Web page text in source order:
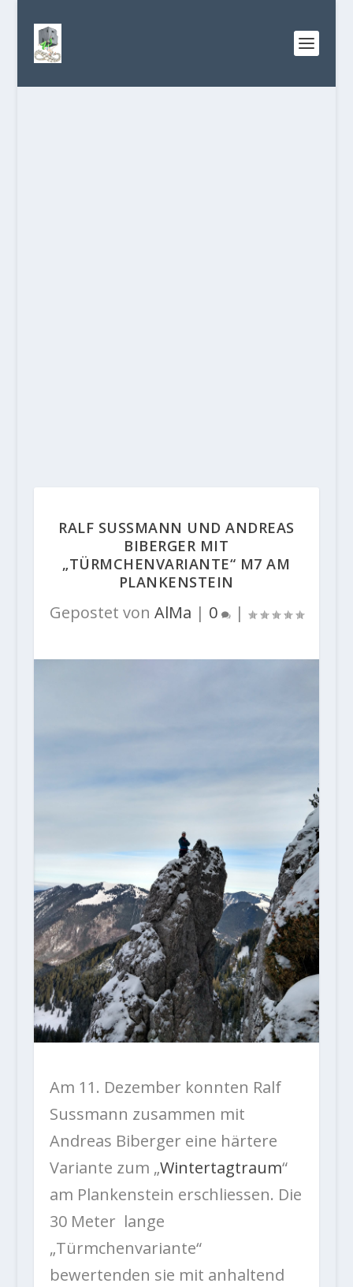
RALF SUSSMANN UND ANDREAS
BIBERGER MIT
„TÜRMCHENVARIANTE“ M7 AM
PLANKENSTEIN
Gepostet von AlMa | 0 |
Am 11. Dezember konnten Ralf
Sussmann zusammen mit
Andreas Biberger eine härtere
Variante zum „Wintertagtraum“
am Plankenstein erschliessen. Die
30 Meter lange
„Türmchenvariante“
bewertenden sie mit anhaltend